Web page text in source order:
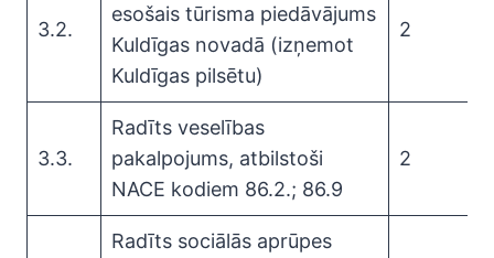
3.2.
esošais tūrisma piedāvājums
Kuldīgas novadā (izņemot
Kuldīgas pilsētu)
2
3.3.
Radīts veselības
pakalpojums, atbilstoši
NACE kodiem 86.2.; 86.9
2
Radīts sociālās aprūpes